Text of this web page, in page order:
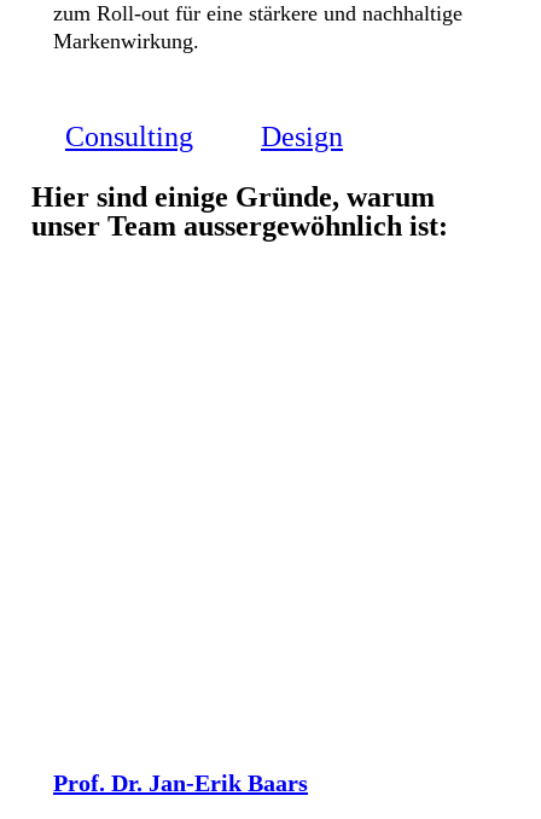
zum Roll-out für eine stärkere und nachhaltige
Markenwirkung.
Consulting
Design
Hier sind einige Gründe, warum
unser Team aussergewöhnlich ist:
Prof. Dr. Jan-Erik Baars